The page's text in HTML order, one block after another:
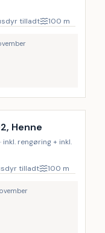
tilladt 100 m
Henne
inkl. rengøring + inkl.
tilladt 100 m